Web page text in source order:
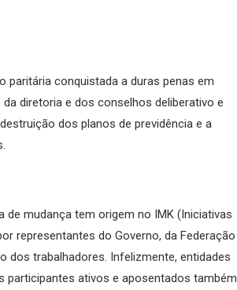
paritária conquistada a duras penas em
diretoria e dos conselhos deliberativo e
dos planos de previdência e a
mudança tem origem no IMK (Iniciativas
representantes do Governo, da Federação
dos trabalhadores. Infelizmente, entidades
ativos e aposentados também